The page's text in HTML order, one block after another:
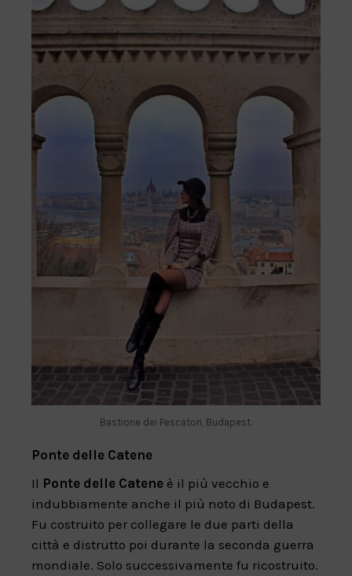
Bastione dei Pescatori, Budapest.
Ponte delle Catene
Il Ponte delle Catene è il più vecchio e
indubbiamente anche il più noto di Budapest.
Fu costruito per collegare le due parti della
città e distrutto poi durante la seconda guerra
mondiale. Solo successivamente fu ricostruito.